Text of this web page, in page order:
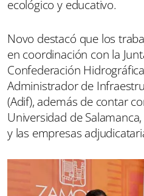
ecológico y educativo.
Novo destacó que los
en coordinación con la
Confederación
Administrador de
(Adif), además de contar
Universidad de
y las empresas